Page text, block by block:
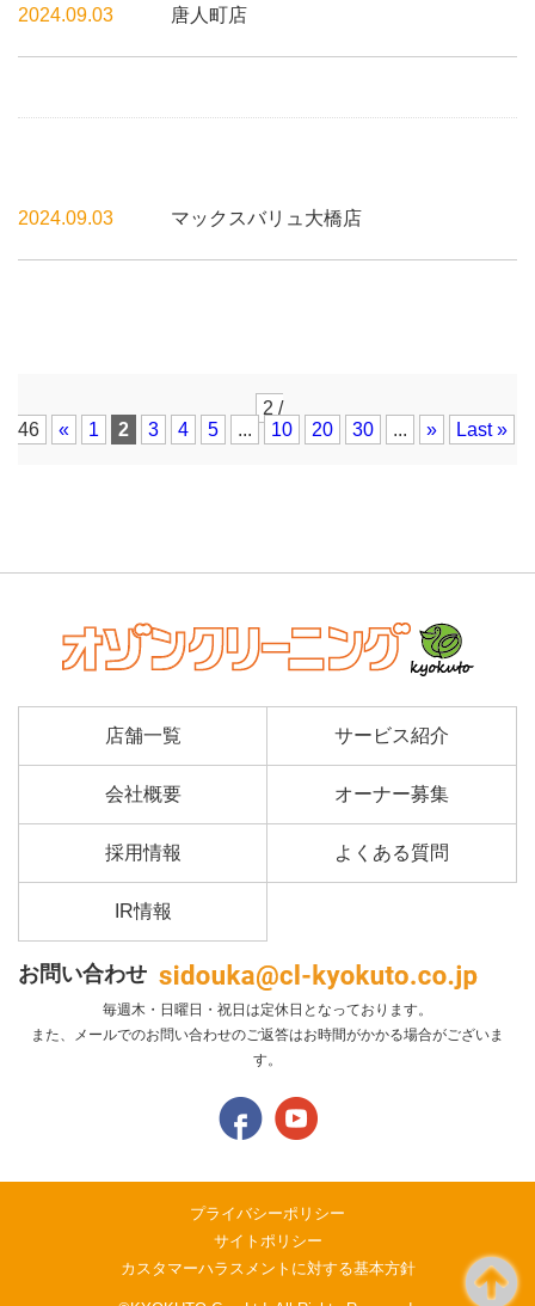
2024.09.03 唐人町店
2024.09.03 マックスバリュ大橋店
2 /
46
« 1 2 3 4 5 ... 10 20 30 ... » Last »
店舗一覧 サービス紹介
会社概要 オーナー募集
採用情報 よくある質問
IR情報
お問い合わせ
毎週木・日曜日・祝日は定休日となっております。
また、メールでのお問い合わせのご返答はお時間がかかる場合がございま
す。
プライバシーポリシー
サイトポリシー
カスタマーハラスメントに対する基本方針